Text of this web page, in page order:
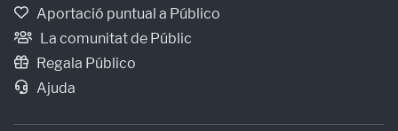
Aportació puntual a Público
La comunitat de Públic
Regala Público
Ajuda